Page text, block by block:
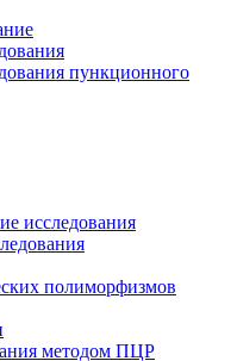
пункционного
исследования
полиморфизмов
методом ПЦР